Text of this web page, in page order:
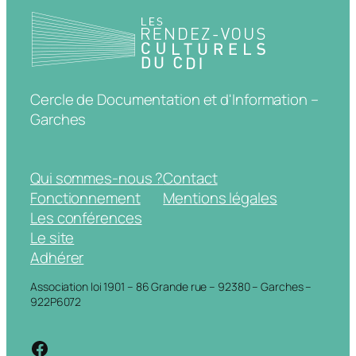
Cercle de Documentation et d'Information –
Garches
Qui sommes-nous ?
Fonctionnement
Les conférences
Le site
Adhérer
Contact
Mentions légales
Association loi 1901 – 86 Grande rue – 92380 – Garches –
922P6072
https://www.facebook.com/